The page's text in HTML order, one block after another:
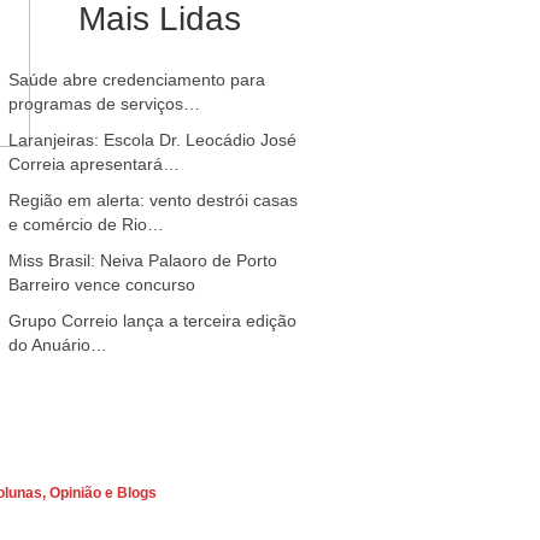
Mais Lidas
Saúde abre credenciamento para
programas de serviços…
Laranjeiras: Escola Dr. Leocádio José
Correia apresentará…
Região em alerta: vento destrói casas
e comércio de Rio…
Miss Brasil: Neiva Palaoro de Porto
Barreiro vence concurso
Grupo Correio lança a terceira edição
do Anuário…
Opinião e Blogs